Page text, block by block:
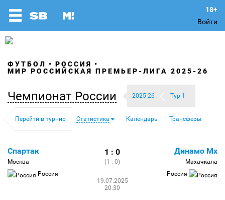
Войти
ФУТБОЛ
РОССИЯ
МИР РОССИЙСКАЯ ПРЕМЬЕР-ЛИГА 2025-26
Чемпионат России 2025-26 Тур 1
Перейти в турнир Статистика Календарь Трансферы
Спартак
Москва
Россия
1 : 0
(1 : 0)
19.07.2025
20:30
Динамо Мх
Махачкала
Россия